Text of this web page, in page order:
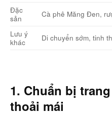
Đặc
sản
Cà phê Măng Đen,
Lưu ý
khác
Di chuyển sớm, tinh
1. Chuẩn bị
thoải mái